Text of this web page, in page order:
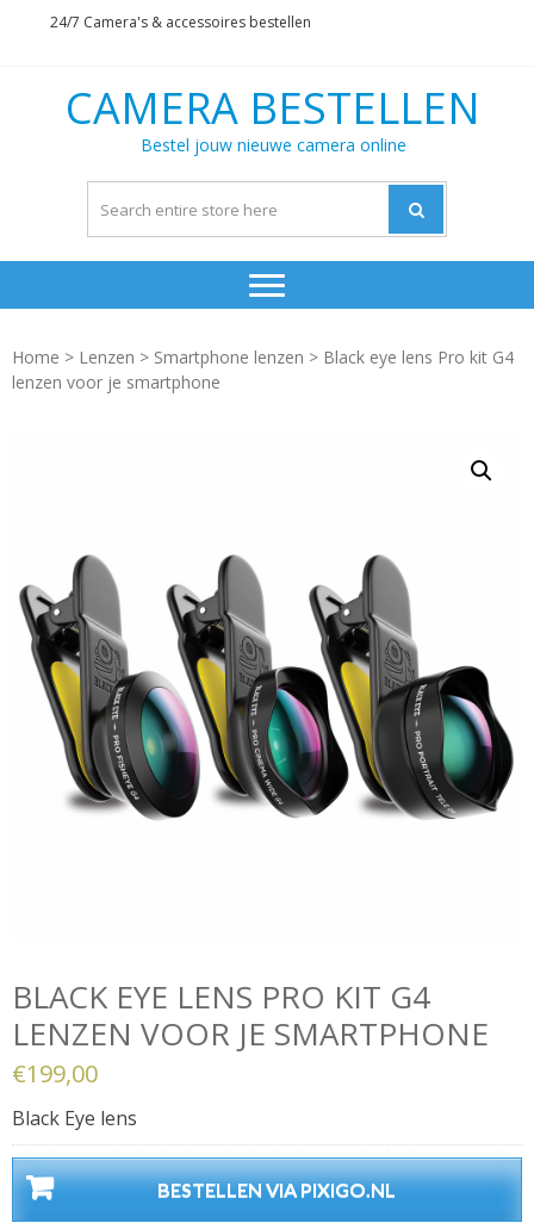
24/7 Camera's & accessoires bestellen
CAMERA BESTELLEN
Bestel jouw nieuwe camera online
Home > Lenzen > Smartphone lenzen > Black eye lens Pro kit G4
lenzen voor je smartphone
BLACK EYE LENS PRO KIT G4
LENZEN VOOR JE SMARTPHONE
€199,00
Black Eye lens
BESTELLEN VIA PIXIGO.NL